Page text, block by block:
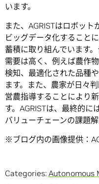
います。
また、AGRISTはロボッ
ビッグデータ化すること
蓄積に取り組んでいます
需要は高く、例えば農作
検知、最適化された品種
ます。また、農家が日々
営農指導することにより
す。AGRISTは、最終的に
バリューチェーンの課題
※ブログ内の画像提供：
Categories: Autonomous